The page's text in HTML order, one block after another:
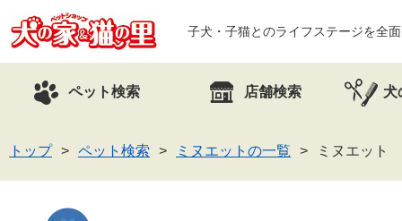
子犬・子猫とのライフステージを全
ペット検索 店舗検索 犬
トップ ペット検索 ミヌエットの一覧 ミヌエッ